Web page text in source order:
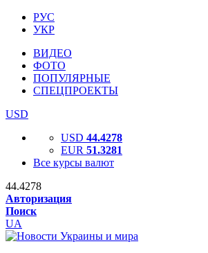
РУС
УКР
ВИДЕО
ФОТО
ПОПУЛЯРНЫЕ
СПЕЦПРОЕКТЫ
USD
USD 44.4278
EUR 51.3281
Все курсы валют
44.4278
Авторизация
Поиск
UA